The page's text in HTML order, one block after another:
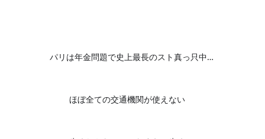
パリは年金問題で史上最長のスト真っ只中…
ほぼ全ての交通機関が使えない